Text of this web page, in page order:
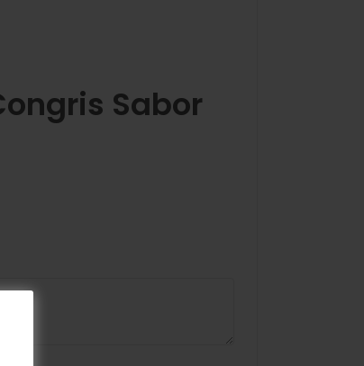
Sabor